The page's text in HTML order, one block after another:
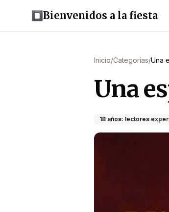
Bienvenidos a la fiesta
Inicio/Categorías/Una
Una
18 años: lectores